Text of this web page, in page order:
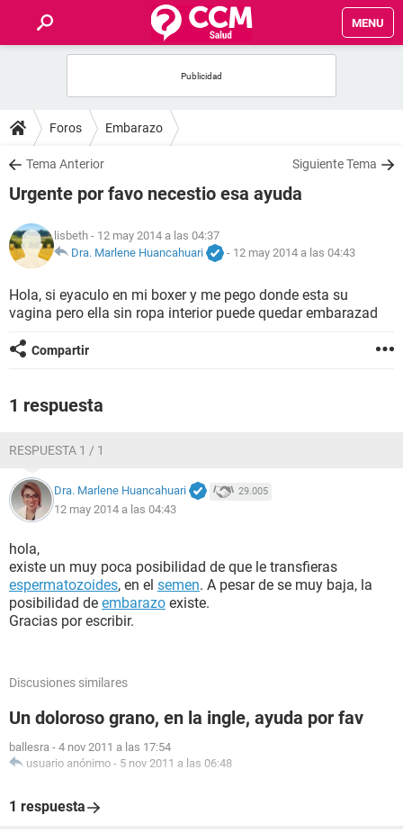
MENU
FOROS
SALUD
FAMILIA
NUTRICIÓN
BIENESTAR
SEXUALIDAD
Foros Embarazo
Tema Anterior Siguiente Tema
Urgente por favo necestio esa ayuda
lisbeth - 12 may 2014 a las 04:37
Dra. Marlene Huancahuari
- 12 may 2014 a las 04:43
Hola, si eyaculo en mi boxer y me pego donde esta su
vagina pero ella sin ropa interior puede quedar embarazad
Compartir
1 respuesta
RESPUESTA 1 / 1
Dra. Marlene Huancahuari 29.005
12 may 2014 a las 04:43
hola,
existe un muy poca posibilidad de que le transfieras
espermatozoides, en el semen. A pesar de se muy baja, la
posibilidad de embarazo existe.
Gracias por escribir.
Discusiones similares
Un doloroso grano, en la ingle, ayuda por fav
ballesra - 4 nov 2011 a las 17:54
usuario anónimo - 5 nov 2011 a las 06:48
1 respuesta